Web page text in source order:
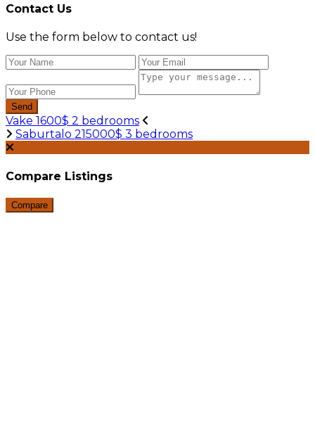
Contact Us
Use the form below to contact us!
Send
Vake 1600$ 2 bedrooms
Saburtalo 215000$ 3 bedrooms
Compare Listings
Compare